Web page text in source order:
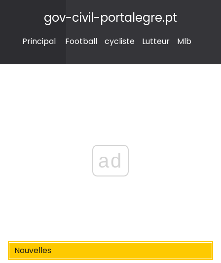
gov-civil-portalegre.pt
Principal Football cycliste Lutteur Mlb
ad
Nouvelles